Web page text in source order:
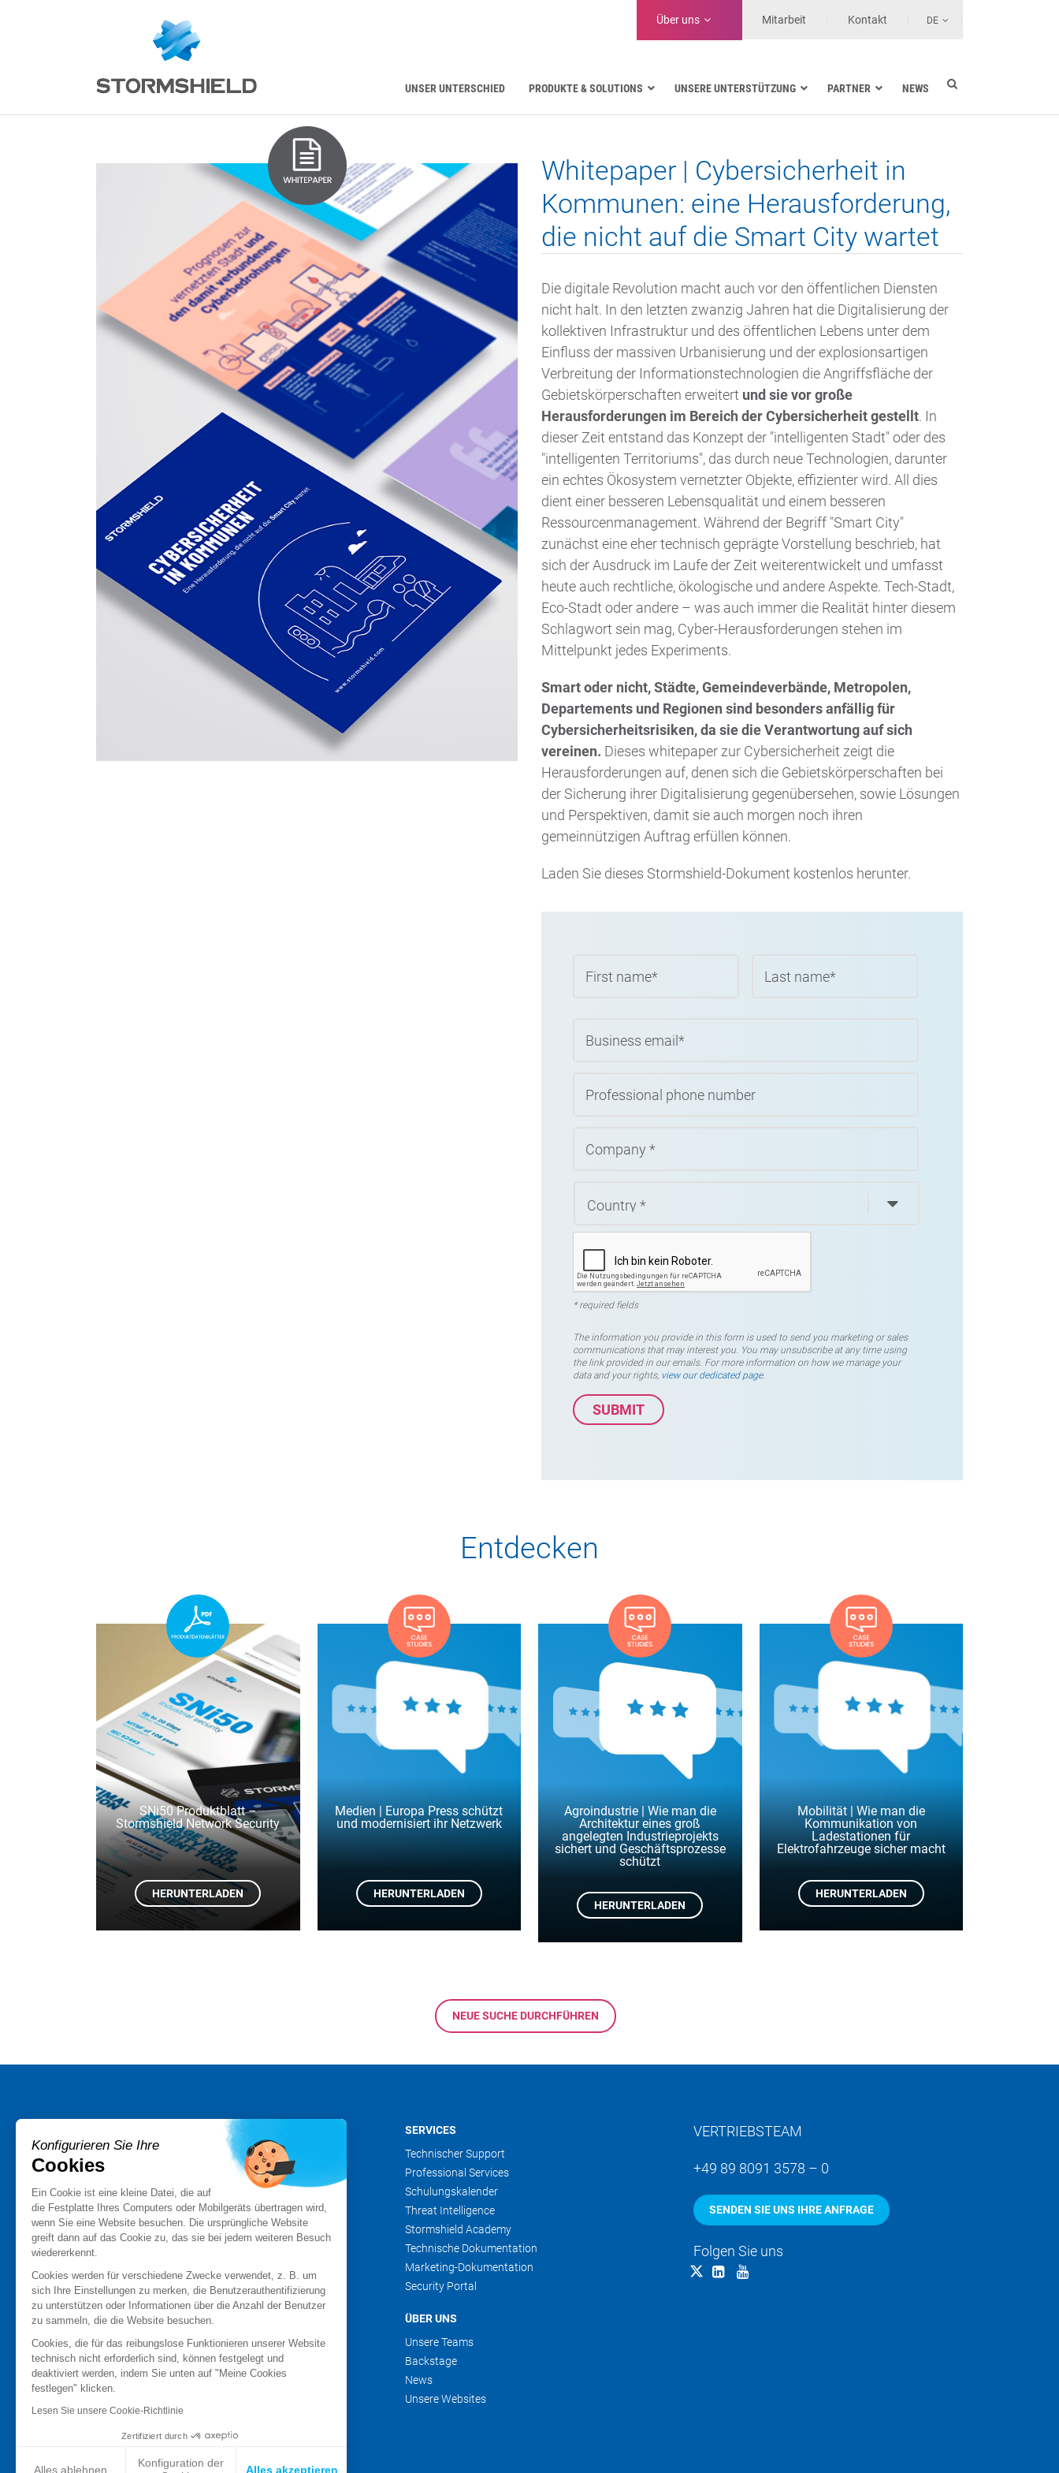
Über uns Mitarbeit Kontakt DE
UNSER UNTERSCHIED PRODUKTE & SOLUTIONS
Kritische Kommunikation
Verteidigung und Militär
Wasserversorgung
Logistik
Gesundheit
Landtransporte
Services-Anbieter
UNSERE UNTERSTÜTZUNG PARTNER NEWS
Whitepaper | Cybersicherheit in
Kommunen: eine Herausforderung,
die nicht auf die Smart City wartet
Die digitale Revolution macht auch vor den öffentlichen Diensten
nicht halt. In den letzten zwanzig Jahren hat die Digitalisierung der
kollektiven Infrastruktur und des öffentlichen Lebens unter dem
Einfluss der massiven Urbanisierung und der explosionsartigen
Verbreitung der Informationstechnologien die Angriffsfläche der
Gebietskörperschaften erweitert und sie vor große
Herausforderungen im Bereich der Cybersicherheit gestellt. In
dieser Zeit entstand das Konzept der "intelligenten Stadt" oder des
"intelligenten Territoriums", das durch neue Technologien, darunter
ein echtes Ökosystem vernetzter Objekte, effizienter wird. All dies
dient einer besseren Lebensqualität und einem besseren
Ressourcenmanagement. Während der Begriff "Smart City"
zunächst eine eher technisch geprägte Vorstellung beschrieb, hat
sich der Ausdruck im Laufe der Zeit weiterentwickelt und umfasst
heute auch rechtliche, ökologische und andere Aspekte. Tech-Stadt,
Eco-Stadt oder andere – was auch immer die Realität hinter diesem
Schlagwort sein mag, Cyber-Herausforderungen stehen im
Mittelpunkt jedes Experiments.
Smart oder nicht, Städte, Gemeindeverbände, Metropolen,
Departements und Regionen sind besonders anfällig für
Cybersicherheitsrisiken, da sie die Verantwortung auf sich
vereinen. Dieses whitepaper zur Cybersicherheit zeigt die
Herausforderungen auf, denen sich die Gebietskörperschaften bei
der Sicherung ihrer Digitalisierung gegenübersehen, sowie Lösungen
und Perspektiven, damit sie auch morgen noch ihren
gemeinnützigen Auftrag erfüllen können.
Laden Sie dieses Stormshield-Dokument kostenlos herunter.
* required fields
The information you provide in this form is used to send you marketing or sales
communications that may interest you. You may unsubscribe at any time using
the link provided in our emails. For more information on how we manage your
data and your rights, view our dedicated page.
Entdecken
SNi50 Produktblatt –
Stormshield Network Security
HERUNTERLADEN
Medien | Europa Press schützt
und modernisiert ihr Netzwerk
HERUNTERLADEN
Agroindustrie | Wie man die
Architektur eines groß
angelegten Industrieprojekts
sichert und Geschäftsprozesse
schützt
HERUNTERLADEN
Mobilität | Wie man die
Kommunikation von
Ladestationen für
Elektrofahrzeuge sicher macht
HERUNTERLADEN
NEUE SUCHE DURCHFÜHREN
Stormshield XDR
Stormshield Network Security
Stormshield Endpoint Security
Stormshield Data Security
Stormshield Log Supervisor
Produktdatenblätter
Case studies
Advisories Stormshield
PARTNER
Partner finden
MyStormshield
SERVICES
Technischer Support
Professional Services
Schulungskalender
Threat Intelligence
Stormshield Academy
Technische Dokumentation
Marketing-Dokumentation
Security Portal
ÜBER UNS
Unsere Teams
Backstage
News
Unsere Websites
VERTRIEBSTEAM
+49 89 8091 3578 – 0
SENDEN SIE UNS IHRE ANFRAGE
Folgen Sie uns
Konfigurieren Sie Ihre
Cookies
Ein Cookie ist eine kleine Datei, die auf
die Festplatte Ihres Computers oder Mobilgeräts übertragen wird,
wenn Sie eine Website besuchen. Die ursprüngliche Website
greift dann auf das Cookie zu, das sie bei jedem weiteren Besuch
wiedererkennt.
Cookies werden für verschiedene Zwecke verwendet, z. B. um
sich Ihre Einstellungen zu merken, die Benutzerauthentifizierung
zu unterstützen oder Informationen über die Anzahl der Benutzer
zu sammeln, die die Website besuchen.
Cookies, die für das reibungslose Funktionieren unserer Website
technisch nicht erforderlich sind, können festgelegt und
deaktiviert werden, indem Sie unten auf "Meine Cookies
festlegen" klicken.
Lesen Sie unsere Cookie-Richtlinie
Zertifiziert durch
Alles ablehnen
Konfiguration der
Alles akzeptieren